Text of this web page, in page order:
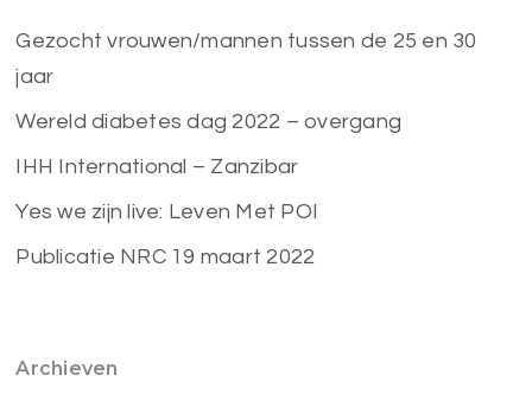
Gezocht vrouwen/mannen tussen de 25 en 30
jaar
Wereld diabetes dag 2022 – overgang
IHH International – Zanzibar
Yes we zijn live: Leven Met POI
Publicatie NRC 19 maart 2022
Archieven